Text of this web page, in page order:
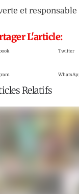
et responsable
L'article:
Twitter
Relatifs